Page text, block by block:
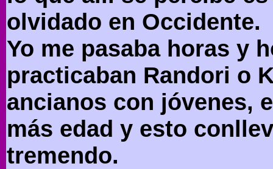
olvidado en Occidente.
Yo me pasaba horas y
practicaban Randori o
ancianos con jóvenes,
más edad y esto
tremendo.